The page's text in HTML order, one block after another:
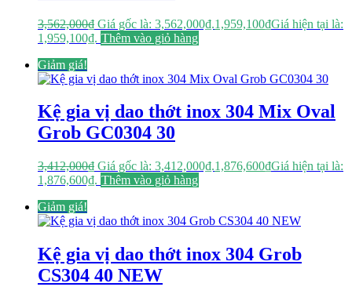
3,562,000₫ Giá gốc là: 3,562,000₫.1,959,100₫Giá hiện tại là:
1,959,100₫. Thêm vào giỏ hàng
Giảm giá!
Kệ gia vị dao thớt inox 304 Mix Oval
Grob GC0304 30
3,412,000₫ Giá gốc là: 3,412,000₫.1,876,600₫Giá hiện tại là:
1,876,600₫. Thêm vào giỏ hàng
Giảm giá!
Kệ gia vị dao thớt inox 304 Grob
CS304 40 NEW